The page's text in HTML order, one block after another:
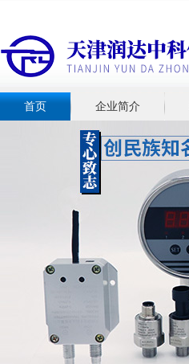
首页 企业简介